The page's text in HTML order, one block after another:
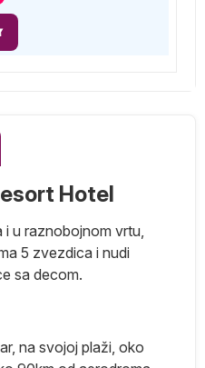
Hotel
u raznobojnom vrtu,
5 zvezdica i nudi
sa decom.
na svojoj plaži, oko